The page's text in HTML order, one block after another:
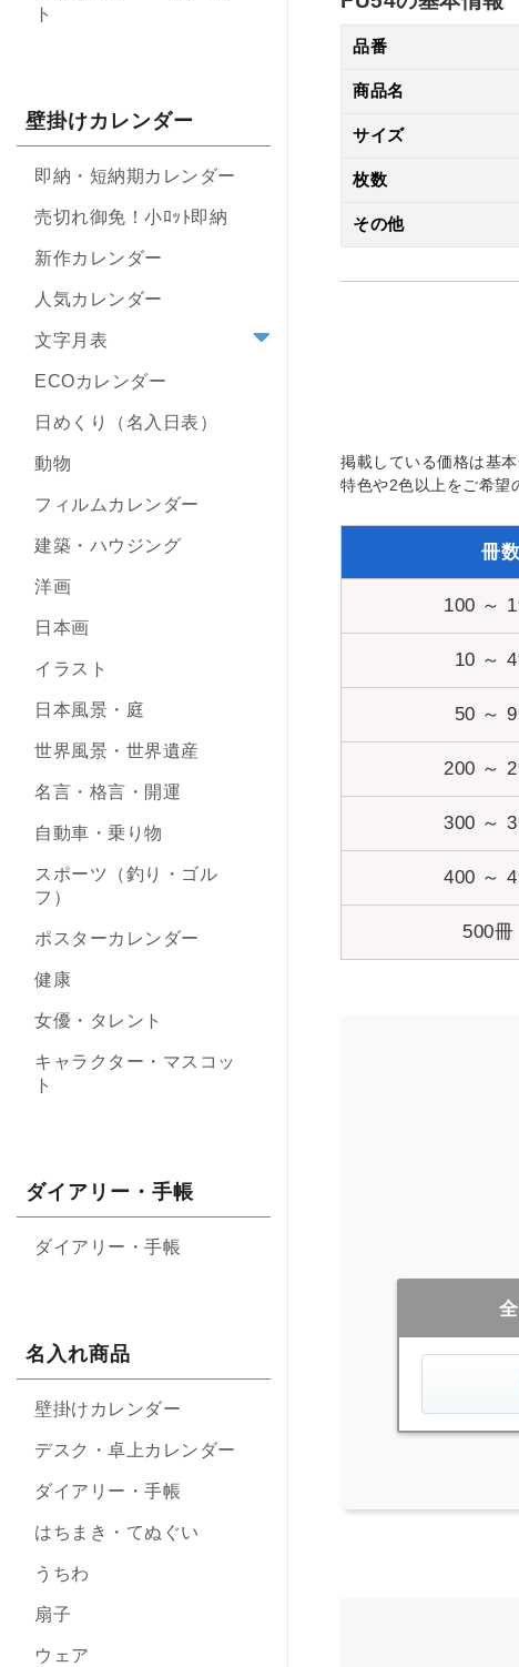
品番
商品名
サイズ
枚数
その他
掲載している価格は基
特色や2色以上をご希望
冊数
100 ～
10 ～
50 ～
200 ～
300 ～
400 ～
500冊
ト
壁掛けカレンダー
即納・短納期カレンダー
売切れ御免！小ﾛｯﾄ即納
新作カレンダー
人気カレンダー
文字月表
ECOカレンダー
日めくり（名入日表）
動物
フィルムカレンダー
建築・ハウジング
洋画
日本画
イラスト
日本風景・庭
世界風景・世界遺産
名言・格言・開運
自動車・乗り物
スポーツ（釣り・ゴル
フ）
ポスターカレンダー
健康
女優・タレント
キャラクター・マスコッ
ト
ダイアリー・手帳
ダイアリー・手帳
名入れ商品
壁掛けカレンダー
デスク・卓上カレンダー
ダイアリー・手帳
はちまき・てぬぐい
うちわ
扇子
ウェア